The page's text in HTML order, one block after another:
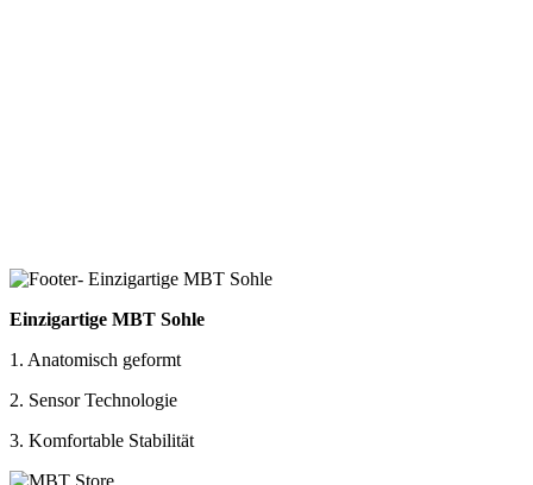
Einzigartige MBT Sohle
1. Anatomisch geformt
2. Sensor Technologie
3. Komfortable Stabilität